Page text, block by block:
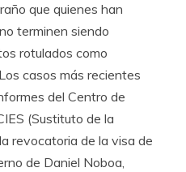
que quienes han
terminen siendo
rotulados como
casos más recientes
del Centro de
(Sustituto de la
revocatoria de la visa de
de Daniel Noboa,